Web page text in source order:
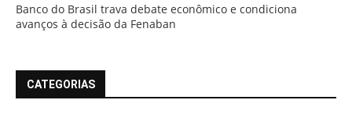
Banco do Brasil trava debate econômico e condiciona
avanços à decisão da Fenaban
CATEGORIAS